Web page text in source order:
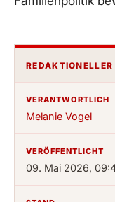
VERANTWORTLICH
Melanie Vogel
VERÖFFENTLICHT
09. Mai 2026,